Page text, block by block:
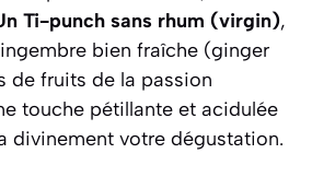
Ti-punch sans rhum (virgin),
bien fraîche (ginger
de fruits de la passion
touche pétillante et acidulée
divinement votre dégustation.